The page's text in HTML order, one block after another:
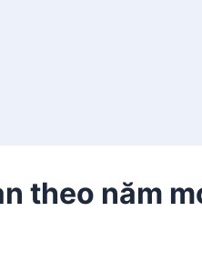
theo năm